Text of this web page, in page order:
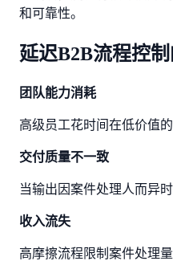
和可靠性。
延迟B2B流程控
团队能力消耗
高级员工花时间在低价值
交付质量不一致
当输出因案件处理人而异
收入流失
高摩擦流程限制案件处理